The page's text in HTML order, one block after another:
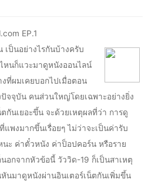
EP.1
เป็นอย่างไรกันบ้างครับ
หนก็แวะมาดูหนังออนไลน์
งที่ผมเคยบอกไปเมื่อตอน
จจุบัน คนส่วนใหญ่โดยเฉพาะอย่างยิ่ง
กันเยอะขึ้น จะด้วยเหตุผลที่ว่า การดู
พงมากขึ้นเรื่อยๆ ไม่ว่าจะเป็นค่ารับ
ะ ค่าตั๋วหนัง ค่าป็อปคอร์น หรือราย
นอกจากหัวข้อนี้ วัววิด-19 ก็เป็นสาเหตุ
นมาดูหนังผ่านอินเตอร์เน็ตกันเพิ่มขึ้น